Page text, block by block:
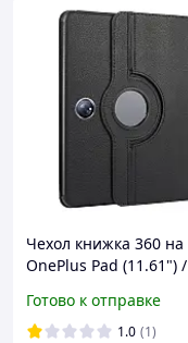
Чехол книжка 360 на
OnePlus Pad (11.61") /
Готово к отправке
1.0 (1)